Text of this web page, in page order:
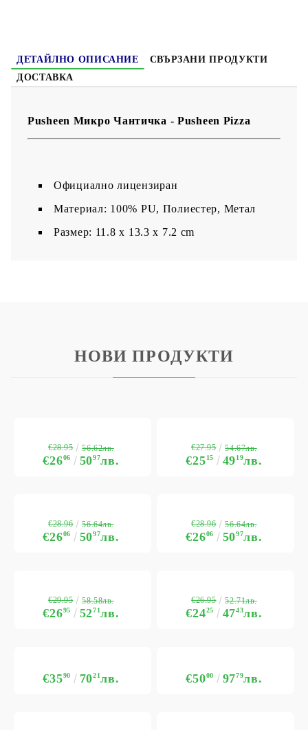
ДЕТАЙЛНО ОПИСАНИЕ
СВЪРЗАНИ ПРОДУКТИ
ДОСТАВКА
Pusheen Mикро Чантичка - Pusheen Pizza
Официално лицензиран
Материал: 100% PU, Полиестер, Метал
Размер: 11.8 x 13.3 x 7.2 cm
НОВИ ПРОДУКТИ
€2606 5097лв.
€28.95 56.62лв.
€2515 4919лв.
€27.95 54.67лв.
€2606 5097лв.
€28.96 56.64лв.
€2606 5097лв.
€28.96 56.64лв.
€2695 5271лв.
€29.95 58.58лв.
€2425 4743лв.
€26.95 52.71лв.
€3590 7021лв. €5000 9779лв.